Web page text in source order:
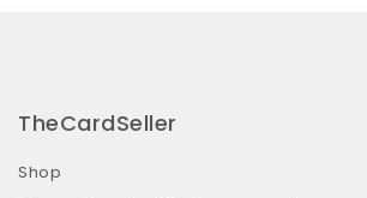
TheCardSeller
Shop